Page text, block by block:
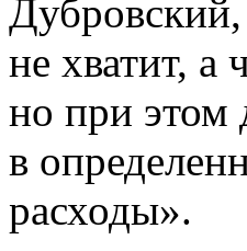
не хватит,
но при этом
в
расходы».